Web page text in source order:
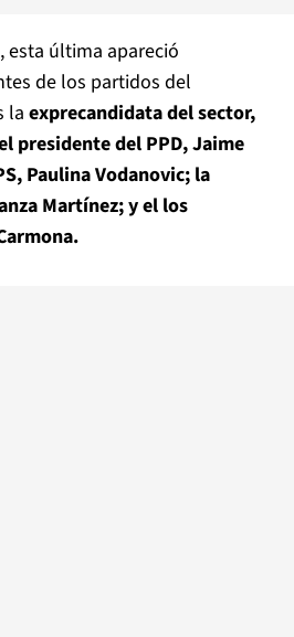
esta última apareció
de los partidos del
la exprecandidata del sector,
presidente del PPD, Jaime
Paulina Vodanovic; la
Martínez; y el los